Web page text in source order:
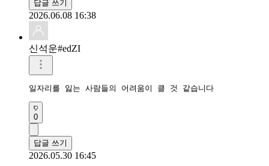
답글 쓰기
2026.06.08 16:38
신석운#edZI
일자리를 잃는 사람들의 어려움이 클 것 같습니다
0
답글 쓰기
2026.05.30 16:45